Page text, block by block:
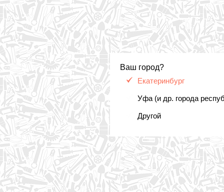
Ваш город?
Екатеринбург
Уфа (и др. города
Другой